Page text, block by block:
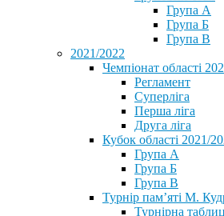
Група А
Група Б
Група В
2021/2022
Чемпіонат області
Регламент
Суперліга
Перша ліга
Друга ліга
Кубок області 2021/
Група А
Група Б
Група В
Турнір пам’яті М.
Турнірна